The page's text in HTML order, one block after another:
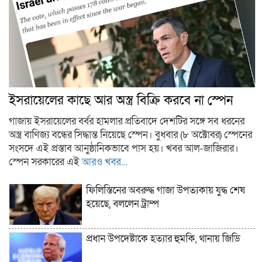
ইসরায়েলের কাছে আর অস্ত্র বিক্রি করবে না স্পেন
গাজায় ইসরায়েলের বর্বর হামলার প্রতিবাদে দেশটির সঙ্গে সব ধরনের
অস্ত্র বাণিজ্য বন্ধের সিদ্ধান্ত নিয়েছে স্পেন। বুধবার (৮ অক্টোবর) স্পেনের
সংসদে এই প্রস্তাব আনুষ্ঠানিকভাবে পাস হয়। খবর আল-জাজিরার।
স্পেন সরকারের এইআরও খবর...
ফিলিস্তিনের অবরুদ্ধ গাজা উপত্যকায় যুদ্ধ শেষ
হয়েছে, বললেন ট্রাম্প
প্রধান উপদেষ্টাকে হত্যার হুমকি, থানায় জিডি